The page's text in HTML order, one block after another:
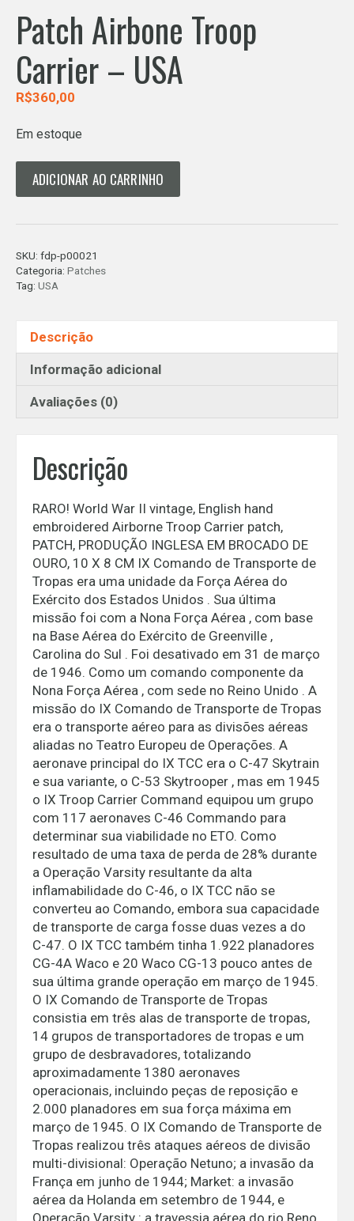
Patch Airbone Troop
Carrier – USA
R$360,00
Em estoque
Airbone
Carrier
USA
quantidade
ADICIONAR AO CARRINHO
SKU: fdp-p00021
Categoria: Patches
Tag: USA
Descrição
Informação adicional
Avaliações (0)
Descrição
RARO! World War II vintage, English hand
embroidered Airborne Troop Carrier patch,
PATCH, PRODUÇÃO INGLESA EM BROCADO DE
OURO, 10 X 8 CM IX Comando de Transporte de
Tropas era uma unidade da Força Aérea do
Exército dos Estados Unidos . Sua última
missão foi com a Nona Força Aérea , com base
na Base Aérea do Exército de Greenville ,
Carolina do Sul . Foi desativado em 31 de março
de 1946. Como um comando componente da
Nona Força Aérea , com sede no Reino Unido . A
missão do IX Comando de Transporte de Tropas
era o transporte aéreo para as divisões aéreas
aliadas no Teatro Europeu de Operações. A
aeronave principal do IX TCC era o C-47 Skytrain
e sua variante, o C-53 Skytrooper , mas em 1945
o IX Troop Carrier Command equipou um grupo
com 117 aeronaves C-46 Commando para
determinar sua viabilidade no ETO. Como
resultado de uma taxa de perda de 28% durante
a Operação Varsity resultante da alta
inflamabilidade do C-46, o IX TCC não se
converteu ao Comando, embora sua capacidade
de transporte de carga fosse duas vezes a do
C-47. O IX TCC também tinha 1.922 planadores
CG-4A Waco e 20 Waco CG-13 pouco antes de
sua última grande operação em março de 1945.
O IX Comando de Transporte de Tropas
consistia em três alas de transporte de tropas,
14 grupos de transportadores de tropas e um
grupo de desbravadores, totalizando
aproximadamente 1380 aeronaves
operacionais, incluindo peças de reposição e
2.000 planadores em sua força máxima em
março de 1945. O IX Comando de Transporte de
Tropas realizou três ataques aéreos de divisão
multi-divisional: Operação Netuno; a invasão da
França em junho de 1944; Market: a invasão
aérea da Holanda em setembro de 1944, e
Operação Varsity : a travessia aérea do rio Reno